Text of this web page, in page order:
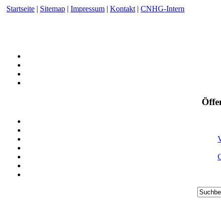
Startseite | Sitemap | Impressum | Kontakt | CNHG-Intern